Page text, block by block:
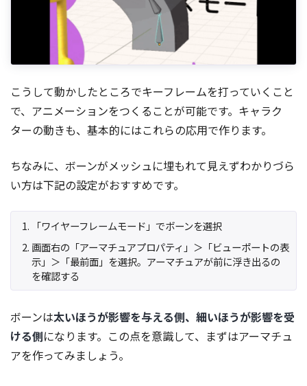
こうして動かしたところでキーフレームを打っていくこと
で、アニメーションをつくることが可能です。キャラク
ターの動きも、基本的にはこれらの応用で作ります。
ちなみに、ボーンがメッシュに埋もれて見えずわかりづら
い方は下記の設定がおすすめです。
「ワイヤーフレームモード」でボーンを選択
画面右の「アーマチュアプロパティ」＞「ビューポートの表
示」＞「最前面」を選択。アーマチュアが前に浮き出るの
を確認する
ボーンは太いほうが影響を与える側、細いほうが影響を受
ける側になります。この点を意識して、まずはアーマチュ
アを作ってみましょう。